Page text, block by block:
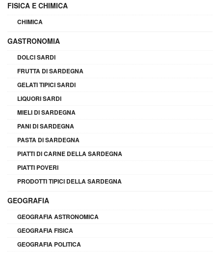
FISICA E CHIMICA
CHIMICA
GASTRONOMIA
DOLCI SARDI
FRUTTA DI SARDEGNA
GELATI TIPICI SARDI
LIQUORI SARDI
MIELI DI SARDEGNA
PANI DI SARDEGNA
PASTA DI SARDEGNA
PIATTI DI CARNE DELLA SARDEGNA
PIATTI POVERI
PRODOTTI TIPICI DELLA SARDEGNA
GEOGRAFIA
GEOGRAFIA ASTRONOMICA
GEOGRAFIA FISICA
GEOGRAFIA POLITICA